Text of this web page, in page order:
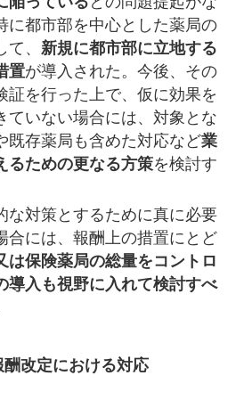
に都市部を中心とした薬局の
て、新規に都市部に立地する
置が導入された。今後、その
証を行った上で、仮に効果を
ていない場合には、対象とな
既存薬局も含めた対応など業
るための更なる方策を検討す
な対策とするために真に必要
合には、報酬上の措置にとど
は保険薬局の総量をコントロ
導入も視野に入れて検討すべ
酬改定における対応